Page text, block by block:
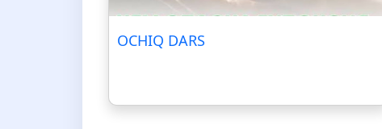
OCHIQ DARS